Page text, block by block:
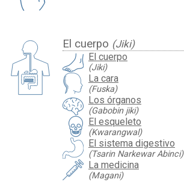
El cuerpo (Jiki)
El cuerpo
(Jiki)
La cara
(Fuska)
Los órganos
(Gabobin jiki)
El esqueleto
(Kwarangwal)
El sistema digestivo
(Tsarin Narkewar Abinci)
La medicina
(Magani)